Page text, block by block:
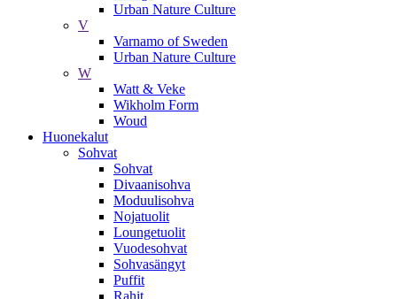
Urban Nature Culture
V
Varnamo of Sweden
Urban Nature Culture
W
Watt & Veke
Wikholm Form
Woud
Huonekalut
Sohvat
Sohvat
Divaanisohva
Moduulisohva
Nojatuolit
Loungetuolit
Vuodesohvat
Sohvasängyt
Puffit
Rahit